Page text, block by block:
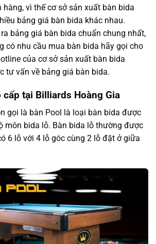
hàng, vì thế cơ sở sản xuất bàn bida
bảng giá bàn bida khác nhau.
bảng giá bàn bida chuẩn chung nhất,
có nhu cầu mua bàn bida hãy gọi cho
của cơ sở sản xuất bàn bida
tư vấn về bảng giá bàn bida.
cấp tại Billiards Hoàng Gia
gọi là bàn Pool là loại bàn bida được
môn bida lỗ. Bàn bida lỗ thường được
6 lỗ với 4 lỗ góc cùng 2 lỗ đặt ở giữa